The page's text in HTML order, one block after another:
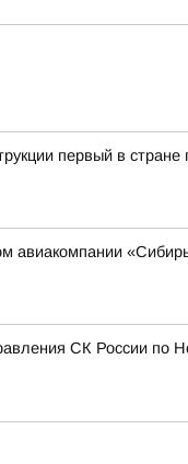
первый в стране
авиакомпании
СК России по